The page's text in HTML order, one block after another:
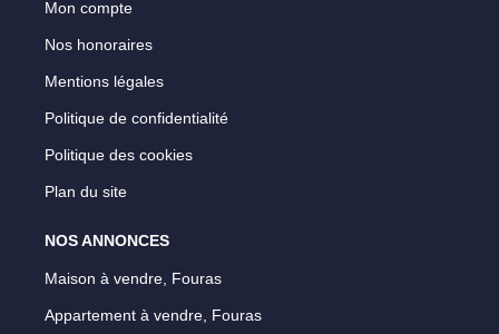
Mon compte
Nos honoraires
Mentions légales
Politique de confidentialité
Politique des cookies
Plan du site
NOS ANNONCES
Maison à vendre, Fouras
Appartement à vendre, Fouras